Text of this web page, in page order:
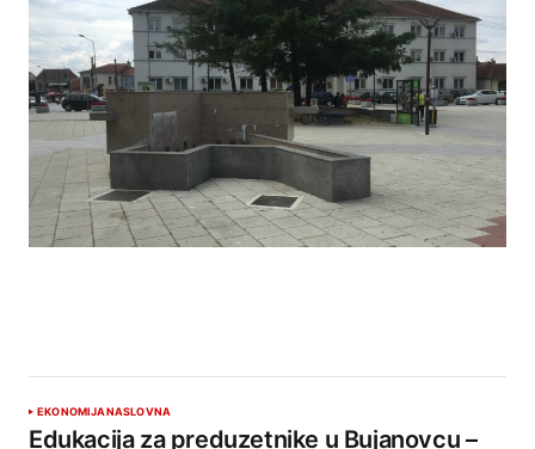
EKONOMIJANASLOVNA
Edukacija za preduzetnike u Bujanovcu –